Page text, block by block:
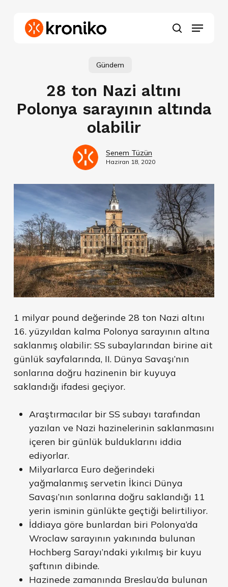
search
Menu
Gündem
28 ton Nazi altını
Polonya sarayının altında
olabilir
Senem Tüzün
Haziran 18, 2020
1 milyar pound değerinde 28 ton Nazi altını
16. yüzyıldan kalma Polonya sarayının altına
saklanmış olabilir: SS subaylarından birine ait
günlük sayfalarında, II. Dünya Savaşı’nın
sonlarına doğru hazinenin bir kuyuya
saklandığı ifadesi geçiyor.
Araştırmacılar bir SS subayı tarafından
yazılan ve Nazi hazinelerinin saklanmasını
içeren bir günlük bulduklarını iddia
ediyorlar.
Milyarlarca Euro değerindeki
yağmalanmış servetin İkinci Dünya
Savaşı’nın sonlarına doğru saklandığı 11
yerin isminin günlükte geçtiği belirtiliyor.
İddiaya göre bunlardan biri Polonya’da
Wroclaw sarayının yakınında bulunan
Hochberg Sarayı’ndaki yıkılmış bir kuyu
şaftının dibinde.
Hazinede zamanında Breslau’da bulunan